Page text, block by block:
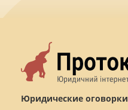
Юридические оговорки